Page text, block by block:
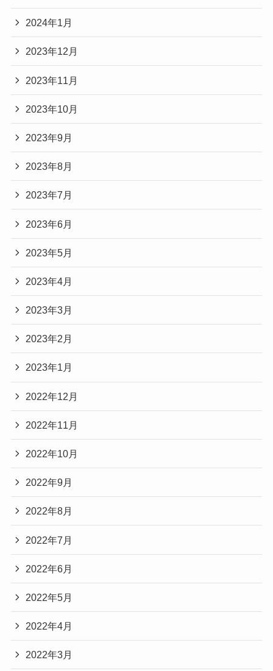
2024年1月
2023年12月
2023年11月
2023年10月
2023年9月
2023年8月
2023年7月
2023年6月
2023年5月
2023年4月
2023年3月
2023年2月
2023年1月
2022年12月
2022年11月
2022年10月
2022年9月
2022年8月
2022年7月
2022年6月
2022年5月
2022年4月
2022年3月